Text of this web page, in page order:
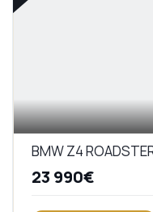
BMW Z4
23 990€